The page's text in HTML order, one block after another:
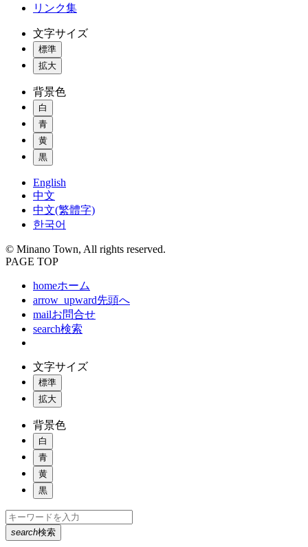
リンク集
文字サイズ
標準
拡大
背景色
白
青
黄
黒
English
中文
中文(繁體字)
한국어
© Minano Town, All rights reserved.
PAGE TOP
homeホーム
arrow_upward先頭へ
mailお問合せ
search検索
文字サイズ
標準
拡大
背景色
白
青
黄
黒
search検索